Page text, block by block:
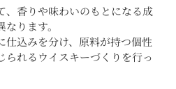
、香りや味わいのもとになる成
ります。
仕込みを分け、原料が持つ個性
られるウイスキーづくりを行っ